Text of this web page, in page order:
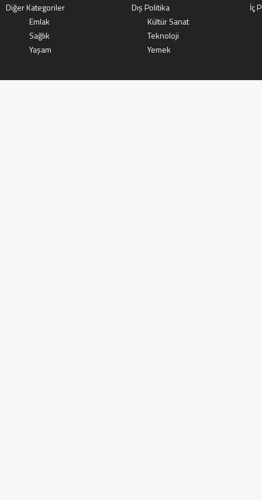
Diğer Kategoriler Dış Politika
İç
Emlak
Kültür Sanat
Sağlık
Teknoloji
Yaşam
Yemek